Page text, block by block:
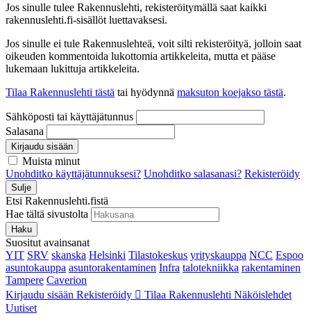
Jos sinulle tulee Rakennuslehti, rekisteröitymällä saat kaikki
rakennuslehti.fi-sisällöt luettavaksesi.
Jos sinulle ei tule Rakennuslehteä, voit silti rekisteröityä, jolloin saat
oikeuden kommentoida lukottomia artikkeleita, mutta et pääse
lukemaan lukittuja artikkeleita.
Tilaa Rakennuslehti tästä tai hyödynnä maksuton koejakso tästä.
Sähköposti tai käyttäjätunnus
Salasana
Kirjaudu sisään
Muista minut
Unohditko käyttäjätunnuksesi? Unohditko salasanasi? Rekisteröidy
Sulje
Etsi Rakennuslehti.fistä
Hae tältä sivustolta
Haku
Suositut avainsanat
YIT SRV skanska Helsinki Tilastokeskus yrityskauppa NCC Espoo
asuntokauppa asuntorakentaminen Infra talotekniikka rakentaminen
Tampere Caverion
Kirjaudu sisään Rekisteröidy Tilaa Rakennuslehti Näköislehdet
Uutiset